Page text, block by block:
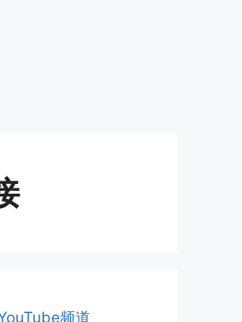
频道